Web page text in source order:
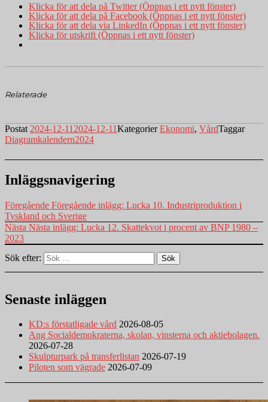
Klicka för att dela på Twitter (Öppnas i ett nytt fönster)
Klicka för att dela på Facebook (Öppnas i ett nytt fönster)
Klicka för att dela via LinkedIn (Öppnas i ett nytt fönster)
Klicka för utskrift (Öppnas i ett nytt fönster)
Relaterade
Postat 2024-12-11 2024-12-11KategorierEkonomi, VårdTaggar
Diagramkalendern2024
Inläggsnavigering
Föregående Föregående inlägg: Lucka 10. Industriproduktion i
Tyskland och Sverige
Nästa Nästa inlägg: Lucka 12. Skattekvot i procent av BNP 1980 –
2023
Sök efter:
Sök
Senaste inläggen
KD:s förstatligade vård 2026-08-05
Ang Socialdemokraterna, skolan, vinsterna och aktiebolagen.
2026-07-28
Skulpturpark på transferlistan 2026-07-19
Piloten som vägrade 2026-07-09